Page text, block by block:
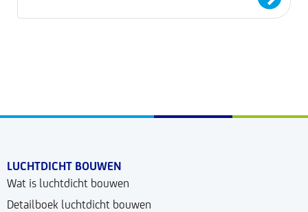
LUCHTDICHT BOUWEN
Wat is luchtdicht bouwen
Detailboek luchtdicht bouwen